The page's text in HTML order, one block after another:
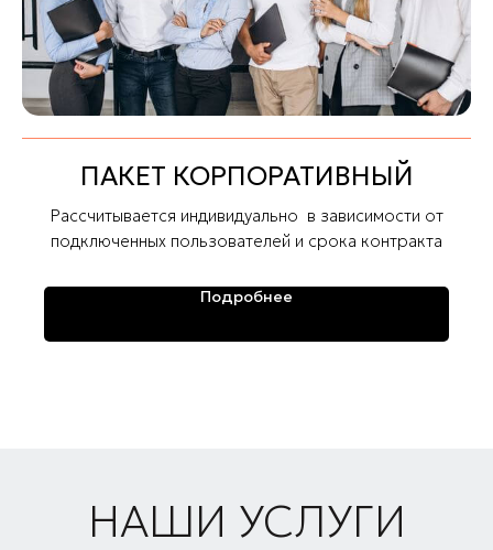
ПАКЕТ КОРПОРАТИВНЫЙ
Рассчитывается индивидуально в зависимости от
подключенных пользователей и срока контракта
Подробнее
НАШИ УСЛУГИ